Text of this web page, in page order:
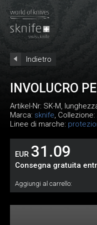
Indietro
INVOLUCRO
Artikel-Nr: SK-M,
Marca: sknife, Collezione:
Linee di marche:
EUR 31.09
Consegna gratuita
Aggiungi al carrello: